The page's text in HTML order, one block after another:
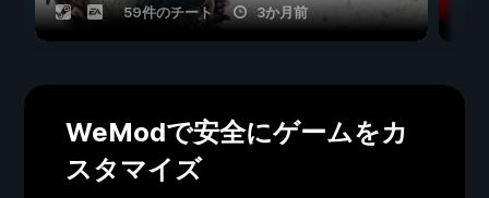
59件のチート 3か月前
WeModで安全にゲームをカ
スタマイズ